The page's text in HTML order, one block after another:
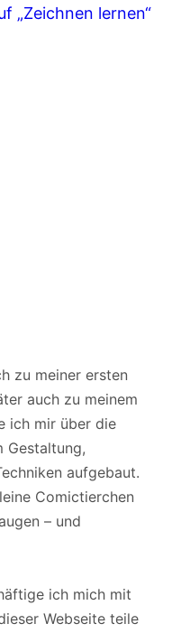
„Zeichnen lernen“
zu meiner ersten
auch zu meinem
ich mir über die
Gestaltung,
aufgebaut.
Comictierchen
– und
ich mich mit
Webseite teile